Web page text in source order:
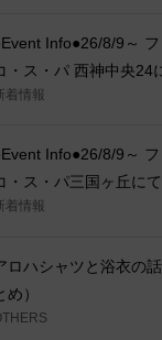
Info●26/8/9～
・ス・パ 西神中央24
着情報
Info●26/8/9～
・ス・パ三国ヶ丘に
着情報
ロハシャツと浴衣の
め）